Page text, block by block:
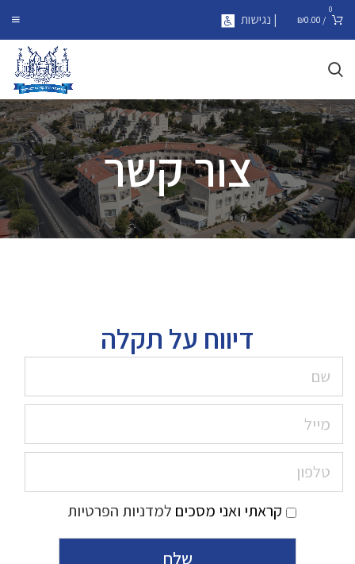
0
/
₪0.00 | נגישות
צור קשר
דיווח על תקלה
קראתי ואני מסכים למדניות הפרטיות